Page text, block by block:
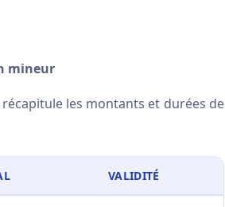
mineur
les montants et durées de
VALIDITÉ